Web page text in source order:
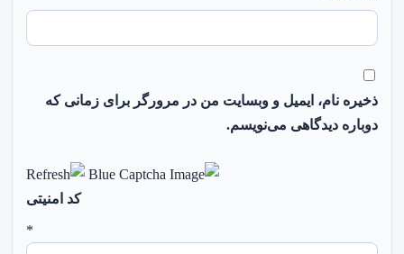
ذخیره نام، ایمیل و وبسایت من در مرورگر برای زمانی که
دوباره دیدگاهی می‌نویسم.
کد امنیتی
*